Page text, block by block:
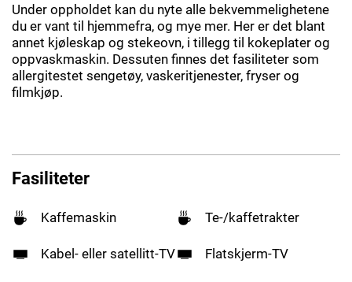
Under oppholdet kan du nyte alle bekvemmelighetene
du er vant til hjemmefra, og mye mer. Her er det blant
annet kjøleskap og stekeovn, i tillegg til kokeplater og
oppvaskmaskin. Dessuten finnes det fasiliteter som
allergitestet sengetøy, vaskeritjenester, fryser og
filmkjøp.
Fasiliteter
Kaffemaskin Te-/kaffetrakter
Kabel- eller satellitt-TV Flatskjerm-TV